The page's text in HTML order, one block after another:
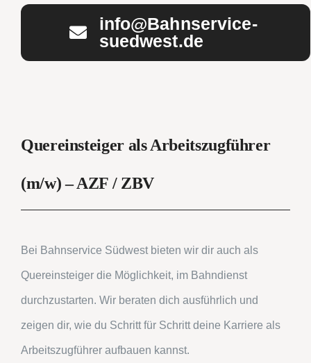
info@Bahnservice-
suedwest.de
Quereinsteiger als Arbeitszugführer
(m/w) – AZF / ZBV
Bei Bahnservice Südwest bieten wir dir auch als
Quereinsteiger die Möglichkeit, im Bahndienst
durchzustarten. Wir beraten dich ausführlich und
zeigen dir, wie du Schritt für Schritt deine Karriere als
Arbeitszugführer aufbauen kannst.